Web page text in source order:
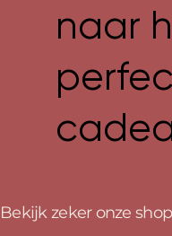
naar
Bekijk zeker onze